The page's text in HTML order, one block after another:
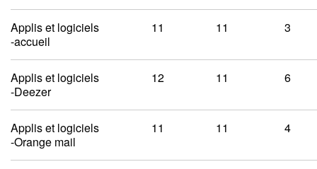
Applis et logiciels
-accueil
11 11 3
Applis et logiciels
-Deezer
12 11 6
Applis et logiciels
-Orange mail
11 11 4